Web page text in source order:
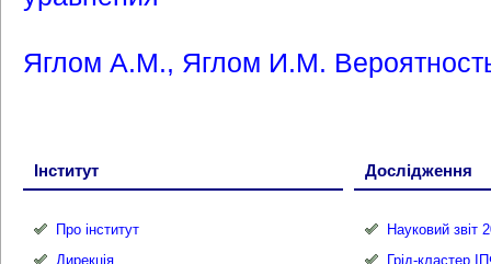
Яглом А.М., Яглом И.М.
Інститут
Про інститут
Дирекція
Дослідження
Науковий звіт
Грід-кластер